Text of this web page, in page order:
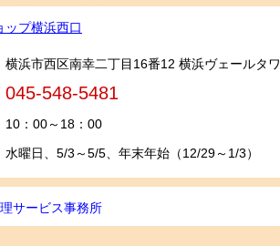
ップ横浜西口
横浜市西区南幸二丁目16番12 横浜ヴェールタ
045-548-5481
10：00～18：00
水曜日、5/3～5/5、年末年始（12/29～1/3）
サービス事務所